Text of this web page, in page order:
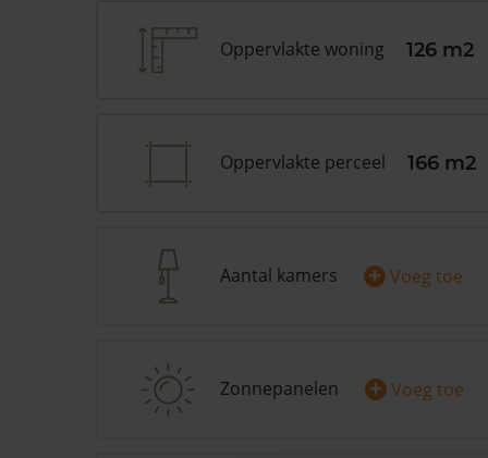
Oppervlakte woning 126 m2
Oppervlakte perceel 166 m2
Aantal kamers + Voeg toe
Zonnepanelen + Voeg toe